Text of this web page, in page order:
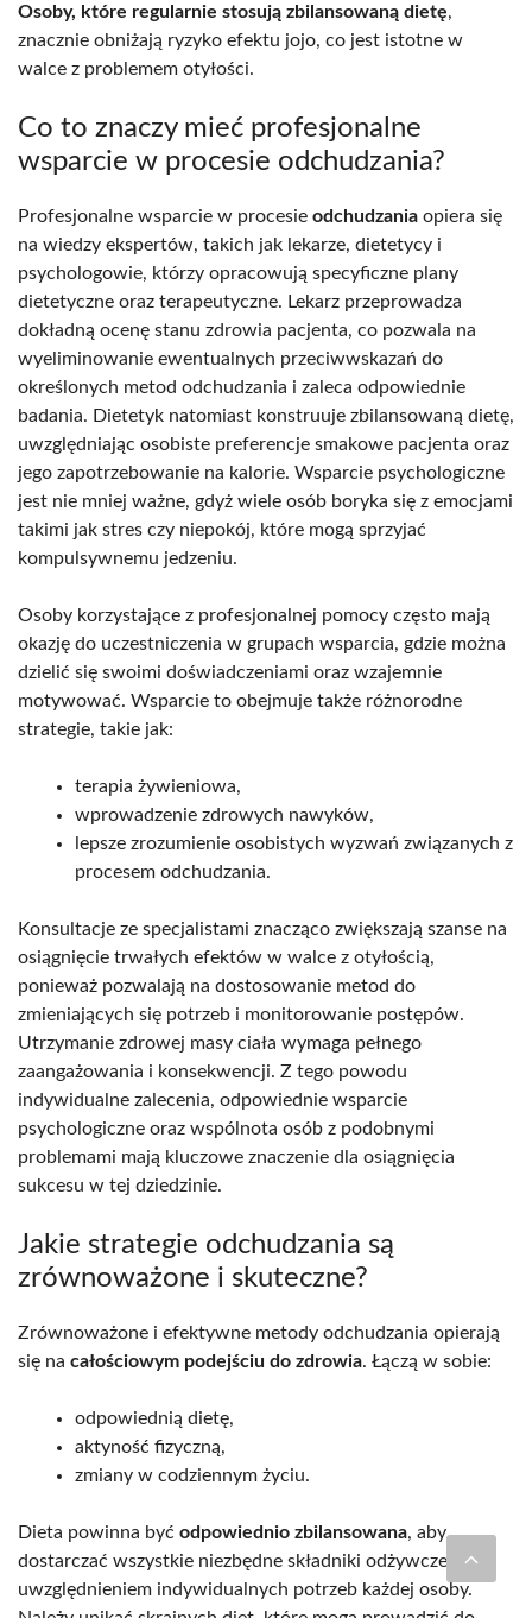
Osoby, które regularnie stosują zbilansowaną dietę,
znacznie obniżają ryzyko efektu jojo, co jest istotne w
walce z problemem otyłości.
Co to znaczy mieć profesjonalne
wsparcie w procesie odchudzania?
Profesjonalne wsparcie w procesie odchudzania opiera się
na wiedzy ekspertów, takich jak lekarze, dietetycy i
psychologowie, którzy opracowują specyficzne plany
dietetyczne oraz terapeutyczne. Lekarz przeprowadza
dokładną ocenę stanu zdrowia pacjenta, co pozwala na
wyeliminowanie ewentualnych przeciwwskazań do
określonych metod odchudzania i zaleca odpowiednie
badania. Dietetyk natomiast konstruuje zbilansowaną dietę,
uwzględniając osobiste preferencje smakowe pacjenta oraz
jego zapotrzebowanie na kalorie. Wsparcie psychologiczne
jest nie mniej ważne, gdyż wiele osób boryka się z emocjami
takimi jak stres czy niepokój, które mogą sprzyjać
kompulsywnemu jedzeniu.
Osoby korzystające z profesjonalnej pomocy często mają
okazję do uczestniczenia w grupach wsparcia, gdzie można
dzielić się swoimi doświadczeniami oraz wzajemnie
motywować. Wsparcie to obejmuje także różnorodne
strategie, takie jak:
terapia żywieniowa,
wprowadzenie zdrowych nawyków,
lepsze zrozumienie osobistych wyzwań związanych z
procesem odchudzania.
Konsultacje ze specjalistami znacząco zwiększają szanse na
osiągnięcie trwałych efektów w walce z otyłością,
ponieważ pozwalają na dostosowanie metod do
zmieniających się potrzeb i monitorowanie postępów.
Utrzymanie zdrowej masy ciała wymaga pełnego
zaangażowania i konsekwencji. Z tego powodu
indywidualne zalecenia, odpowiednie wsparcie
psychologiczne oraz wspólnota osób z podobnymi
problemami mają kluczowe znaczenie dla osiągnięcia
sukcesu w tej dziedzinie.
Jakie strategie odchudzania są
zrównoważone i skuteczne?
Zrównoważone i efektywne metody odchudzania opierają
się na całościowym podejściu do zdrowia. Łączą w sobie:
odpowiednią dietę,
aktyność fizyczną,
zmiany w codziennym życiu.
Dieta powinna być odpowiednio zbilansowana, aby
dostarczać wszystkie niezbędne składniki odżywcze, z
uwzględnieniem indywidualnych potrzeb każdej osoby.